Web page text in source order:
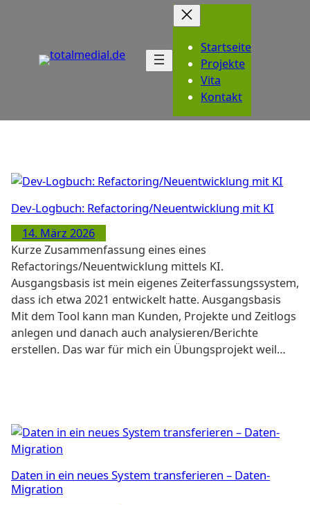
Startseite
Projekte
Vita
Kontakt
Dev-Logbuch: Refactoring/Neuentwicklung mit KI
14. März 2026
Kurze Zusammenfassung eines eines
Refactorings/Neuentwicklung mittels KI.
Ausgangsbasis ist mein eigenes Zeiterfassungssystem,
dass ich etwa 2021 entwickelt hatte. Ausgangsbasis
Mit dem Tool kann man Kunden, Projekte und Zeitlogs
anlegen und danach auch analysieren/Berichte
erstellen. Das war für mich ein Übungsprojekt weil…
Daten in ein neues System transferieren – Daten-
Migration